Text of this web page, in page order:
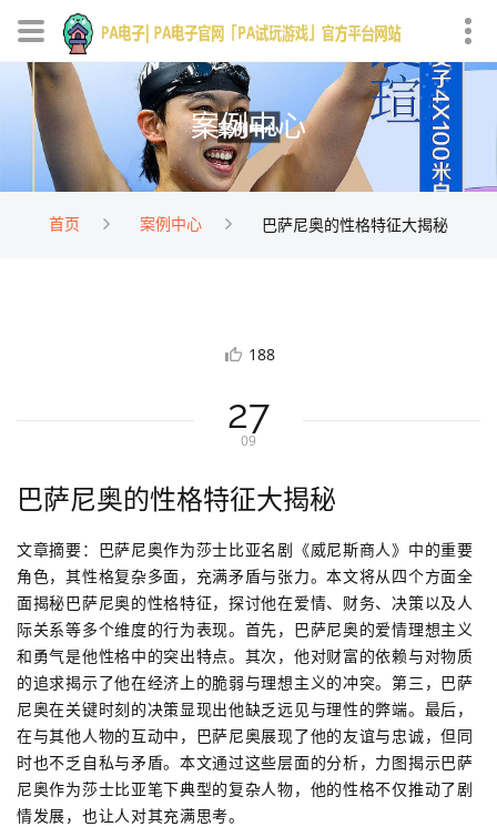
案例中心
首页 案例中心 巴萨尼奥的性格特征大揭秘
188
27
09
巴萨尼奥的性格特征大揭秘
文章摘要：巴萨尼奥作为莎士比亚名剧《威尼斯商人》中的重要
角色，其性格复杂多面，充满矛盾与张力。本文将从四个方面全
面揭秘巴萨尼奥的性格特征，探讨他在爱情、财务、决策以及人
际关系等多个维度的行为表现。首先，巴萨尼奥的爱情理想主义
和勇气是他性格中的突出特点。其次，他对财富的依赖与对物质
的追求揭示了他在经济上的脆弱与理想主义的冲突。第三，巴萨
尼奥在关键时刻的决策显现出他缺乏远见与理性的弊端。最后，
在与其他人物的互动中，巴萨尼奥展现了他的友谊与忠诚，但同
时也不乏自私与矛盾。本文通过这些层面的分析，力图揭示巴萨
尼奥作为莎士比亚笔下典型的复杂人物，他的性格不仅推动了剧
情发展，也让人对其充满思考。